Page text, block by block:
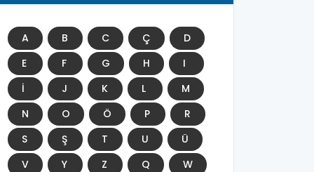
A B C Ç
D
E
F G H
I
İ
J K L
M
N
O Ö P
R
S
Ş T U
Ü
V
Y Z Q
W